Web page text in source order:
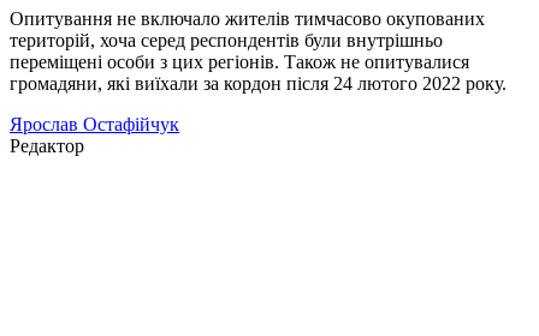
Опитування не включало жителів тимчасово окупованих
територій, хоча серед респондентів були внутрішньо
переміщені особи з цих регіонів. Також не опитувалися
громадяни, які виїхали за кордон після 24 лютого 2022 року.
Ярослав Остафійчук
Редактор